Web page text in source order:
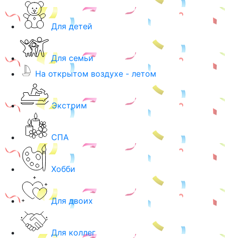
Для детей
Для семьи
На открытом воздухе - летом
Экстрим
СПА
Хобби
Для двоих
Для коллег